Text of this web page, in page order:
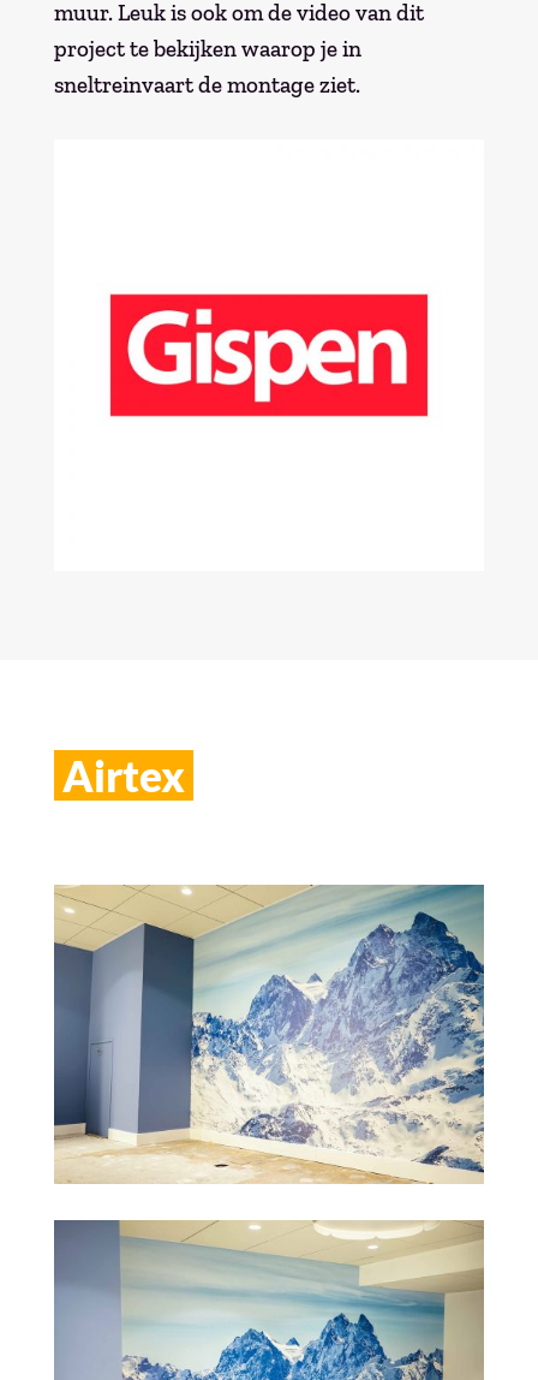
muur. Leuk is ook om de video van dit
project te bekijken waarop je in
sneltreinvaart de montage ziet.
Airtex